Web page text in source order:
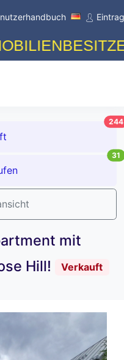
244
31
mit
Hill!
Verkauft